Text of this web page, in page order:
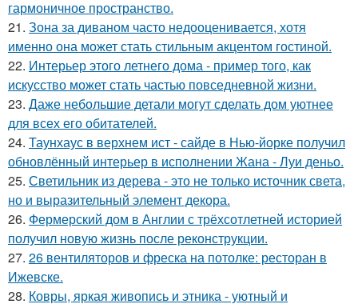
гармоничное пространство.
21. Зона за диваном часто недооценивается, хотя
именно она может стать стильным акцентом гостиной.
22. Интерьер этого летнего дома - пример того, как
искусство может стать частью повседневной жизни.
23. Даже небольшие детали могут сделать дом уютнее
для всех его обитателей.
24. Таунхаус в верхнем ист - сайде в Нью-йорке получил
обновлённый интерьер в исполнении Жана - Луи деньо.
25. Светильник из дерева - это не только источник света,
но и выразительный элемент декора.
26. Фермерский дом в Англии с трёхсотлетней историей
получил новую жизнь после реконструкции.
27. 26 вентиляторов и фреска на потолке: ресторан в
Ижевске.
28. Ковры, яркая живопись и этника - уютный и